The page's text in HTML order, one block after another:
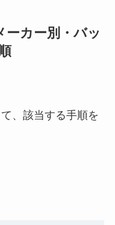
ーカー別・バッ
、該当する手順を